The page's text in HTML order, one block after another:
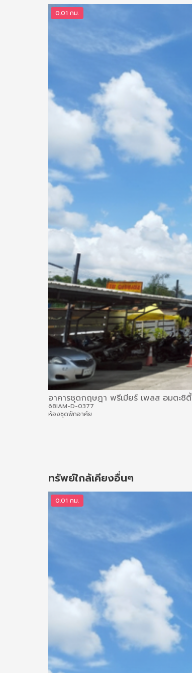
0.01 กม.
อาคารชุดกฤษฎา พรีเมียร์ เพลส อมตะซิตี้
68IAM-D-0377
ห้องชุดพักอาศัย
ทรัพย์ใกล้เคียงอื่นๆ
0.01 กม.